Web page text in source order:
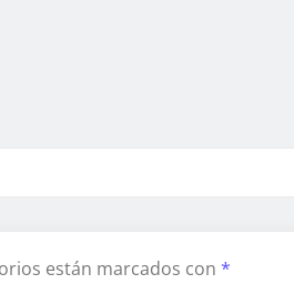
están marcados con *